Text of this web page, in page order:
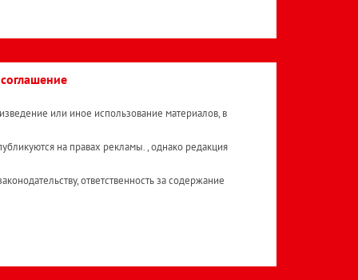
или иное использование материалов, в
на правах рекламы. , однако редакция
ответственность за содержание